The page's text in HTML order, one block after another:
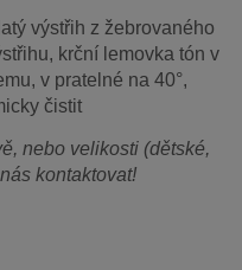
výstřih z žebrovaného
krční lemovka tón v
v pratelné na 40°,
čistit
nebo velikosti (dětské,
kontaktovat!